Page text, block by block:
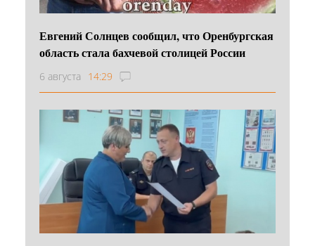
Евгений Солнцев сообщил, что Оренбургская
область стала бахчевой столицей России
6 августа 14:29